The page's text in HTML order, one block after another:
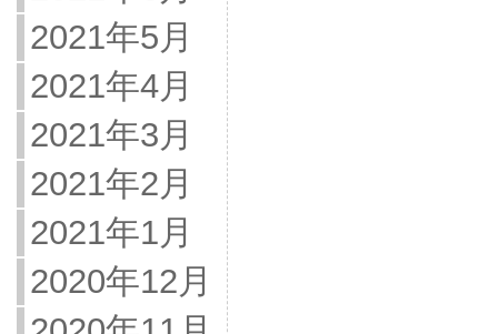
2021年5月
2021年4月
2021年3月
2021年2月
2021年1月
2020年12月